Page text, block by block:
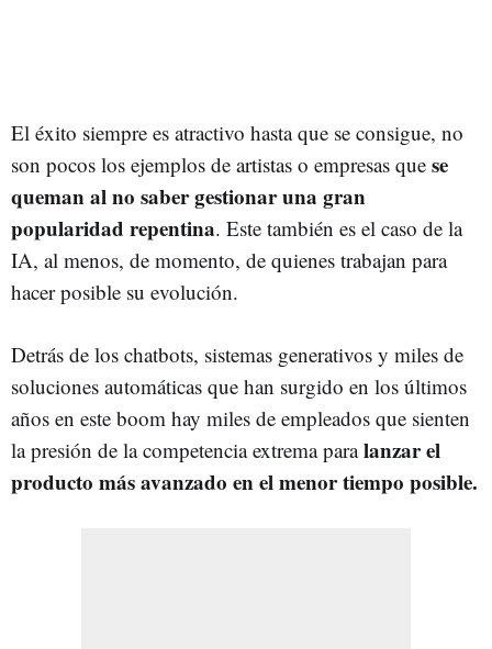
El éxito siempre es atractivo hasta que se consigue, no
son pocos los ejemplos de artistas o empresas que se
queman al no saber gestionar una gran
popularidad repentina. Este también es el caso de la
IA, al menos, de momento, de quienes trabajan para
hacer posible su evolución.
Detrás de los chatbots, sistemas generativos y miles de
soluciones automáticas que han surgido en los últimos
años en este boom hay miles de empleados que sienten
la presión de la competencia extrema paralanzar el
producto más avanzado en el menor tiempo posible.